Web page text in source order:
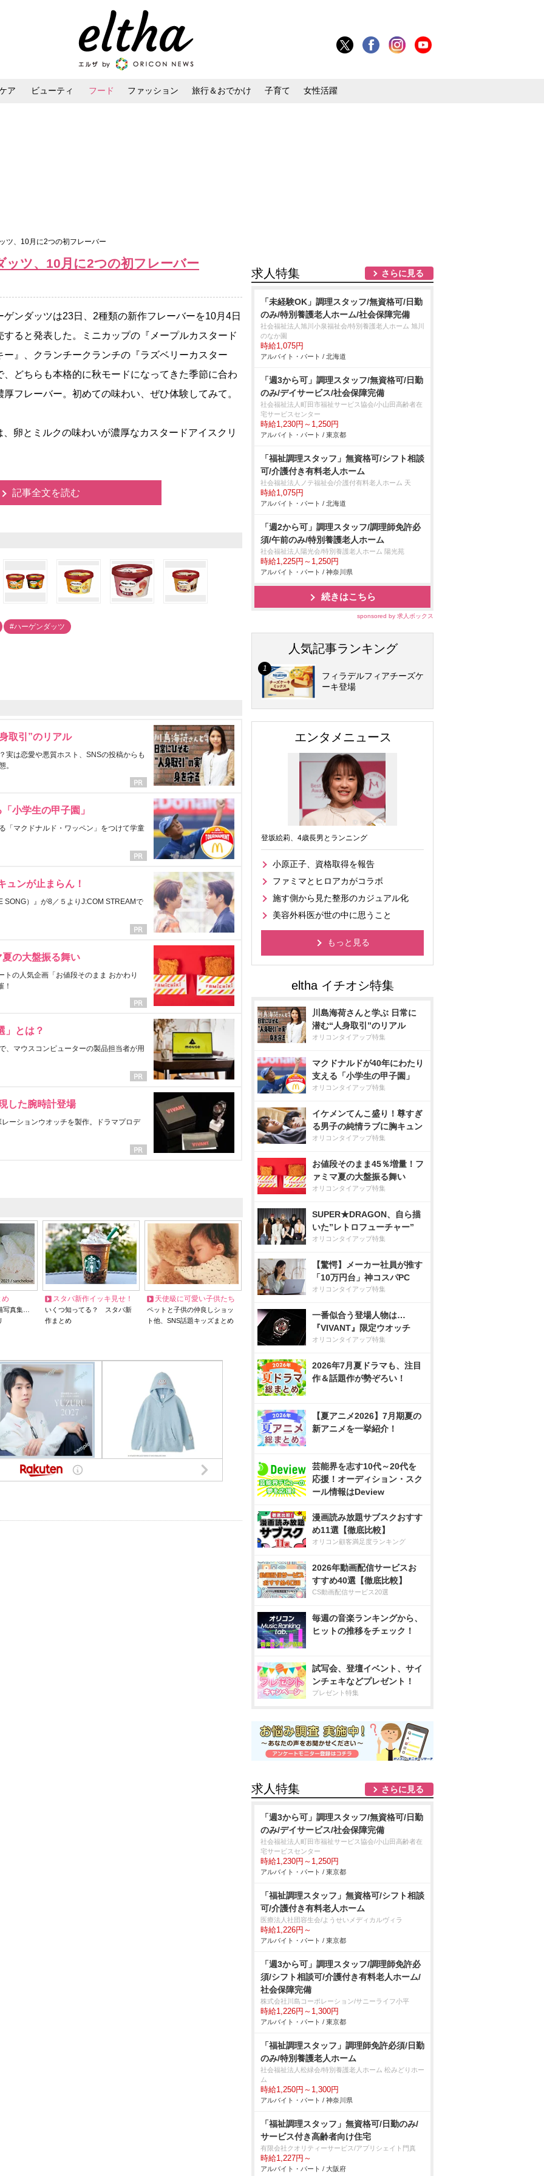
ア ビューティ フード ファッション 旅行＆おでかけ 子育て 女性活躍
、10月に2つの初フレーバー
ツ、10月に2つの初フレーバー
ンダッツは23日、2種類の新作フレーバーを10月4日
すると発表した。ミニカップの『メープルカスタード
ー』、クランチークランチの『ラズベリーカスター
、どちらも本格的に秋モードになってきた季節に合わ
厚フレーバー。初めての味わい、ぜひ体験してみて。
卵とミルクの味わいが濃厚なカスタードアイスクリ
記事全文を読む
#ハーゲンダッツ
取引”のリアル
実は恋愛や悪質ホスト、SNSの投稿からも
。
小学生の甲子園」
「マクドナルド・ワッペン」をつけて学童
ュンが止まらん！
SONG）』が8／５よりJ:COM STREAMで
の大盤振る舞い
の人気企画「お値段そのまま おかわり
！
」とは？
、マウスコンピューターの製品担当者が用
した腕時計登場
ーションウオッチを製作。ドラマプロデ
め
写真集…
スタバ新作イッキ見せ！
いくつ知ってる？ スタバ新
作まとめ
天使級に可愛い子供たち
ペットと子供の仲良しショッ
ト他、SNS話題キッズまとめ
求人特集 さらに見る
「未経験OK」調理スタッフ/無資格可/日勤
のみ/特別養護老人ホーム/社会保障完備
社会福祉法人旭川小泉福祉会/特別養護老人ホーム 旭川
のなか園
時給1,075円
アルバイト・パート / 北海道
「週3から可」調理スタッフ/無資格可/日勤
のみ/デイサービス/社会保障完備
社会福祉法人町田市福祉サービス協会/小山田高齢者在
宅サービスセンター
時給1,230円～1,250円
アルバイト・パート / 東京都
「福祉調理スタッフ」無資格可/シフト相談
可/介護付き有料老人ホーム
社会福祉法人ノテ福祉会/介護付有料老人ホーム 天
時給1,075円
アルバイト・パート / 北海道
「週2から可」調理スタッフ/調理師免許必
須/午前のみ/特別養護老人ホーム
社会福祉法人陽光会/特別養護老人ホーム 陽光苑
時給1,225円～1,250円
アルバイト・パート / 神奈川県
続きはこちら
sponsored by 求人ボックス
人気記事ランキング
フィラデルフィアチーズケ
ーキ登場
エンタメニュース
登坂絵莉、4歳長男とランニング
小原正子、資格取得を報告
ファミマとヒロアカがコラボ
施す側から見た整形のカジュアル化
美容外科医が世の中に思うこと
もっと見る
川島海荷さんと学ぶ 日常に
潜む“人身取引”のリアル
オリコンタイアップ特集
マクドナルドが40年にわたり
支える「小学生の甲子園」
オリコンタイアップ特集
イケメンてんこ盛り！尊すぎ
る男子の純情ラブに胸キュン
オリコンタイアップ特集
お値段そのまま45％増量！フ
ァミマ夏の大盤振る舞い
オリコンタイアップ特集
SUPER★DRAGON、自ら描
いた”レトロフューチャー”
オリコンタイアップ特集
【驚愕】メーカー社員が推す
「10万円台」神コスパPC
オリコンタイアップ特集
一番似合う登場人物は…
『VIVANT』限定ウオッチ
オリコンタイアップ特集
2026年7月夏ドラマも、注目
作＆話題作が勢ぞろい！
【夏アニメ2026】7月期夏の
新アニメを一挙紹介！
芸能界を志す10代～20代を
応援！オーディション・スク
ール情報はDeview
漫画読み放題サブスクおすす
め11選【徹底比較】
オリコン顧客満足度ランキング
2026年動画配信サービスお
すすめ40選【徹底比較】
CS動画配信サービス20選
毎週の音楽ランキングから、
ヒットの推移をチェック！
試写会、登壇イベント、サイ
ンチェキなどプレゼント！
プレゼント特集
求人特集 さらに見る
「週3から可」調理スタッフ/無資格可/日勤
のみ/デイサービス/社会保障完備
社会福祉法人町田市福祉サービス協会/小山田高齢者在
宅サービスセンター
時給1,230円～1,250円
アルバイト・パート / 東京都
「福祉調理スタッフ」無資格可/シフト相談
可/介護付き有料老人ホーム
医療法人社団容生会/ようせいメディカルヴィラ
時給1,226円～
アルバイト・パート / 東京都
「週3から可」調理スタッフ/調理師免許必
須/シフト相談可/介護付き有料老人ホーム/
社会保障完備
株式会社川島コーポレーション/サニーライフ小平
時給1,226円～1,300円
アルバイト・パート / 東京都
「福祉調理スタッフ」調理師免許必須/日勤
のみ/特別養護老人ホーム
社会福祉法人松緑会/特別養護老人ホーム 松みどりホー
ム
時給1,250円～1,300円
アルバイト・パート / 神奈川県
「福祉調理スタッフ」無資格可/日勤のみ/
サービス付き高齢者向け住宅
有限会社クオリティーサービス/アプリシェイト門真
時給1,227円～
アルバイト・パート / 大阪府